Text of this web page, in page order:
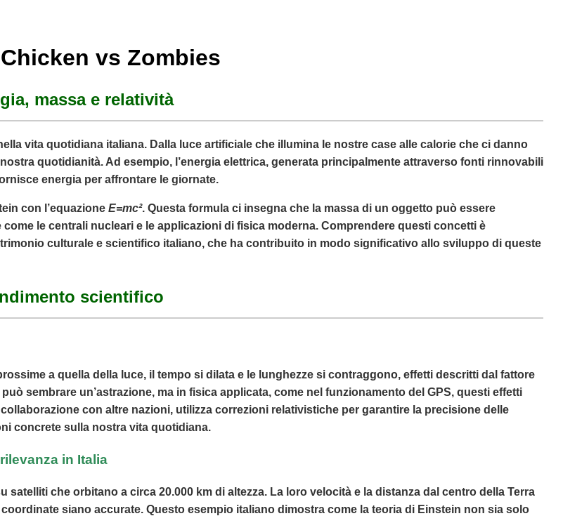
vs Zombies
massa e relatività
vita quotidiana italiana. Dalla luce artificiale che illumina le nostre case alle calorie che ci danno
quotidianità. Ad esempio, l’energia elettrica, generata principalmente attraverso fonti rinnovabili
energia per affrontare le giornate.
con l’equazione E=mc². Questa formula ci insegna che la massa di un oggetto può essere
le centrali nucleari e le applicazioni di fisica moderna. Comprendere questi concetti è
culturale e scientifico italiano, che ha contribuito in modo significativo allo sviluppo di queste
scientifico
a quella della luce, il tempo si dilata e le lunghezze si contraggono, effetti descritti dal fattore
sembrare un’astrazione, ma in fisica applicata, come nel funzionamento del GPS, questi effetti
con altre nazioni, utilizza correzioni relativistiche per garantire la precisione delle
concrete sulla nostra vita quotidiana.
in Italia
satelliti che orbitano a circa 20.000 km di altezza. La loro velocità e la distanza dal centro della Terra
siano accurate. Questo esempio italiano dimostra come la teoria di Einstein non sia solo